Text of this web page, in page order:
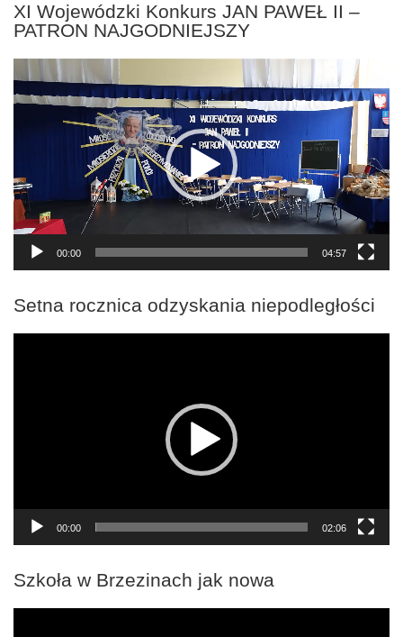
XI Wojewódzki Konkurs JAN PAWEŁ II –
PATRON NAJGODNIEJSZY
Odtwarzacz
video
00:00 04:57
Setna rocznica odzyskania niepodległości
00:00 02:06
Szkoła w Brzezinach jak nowa